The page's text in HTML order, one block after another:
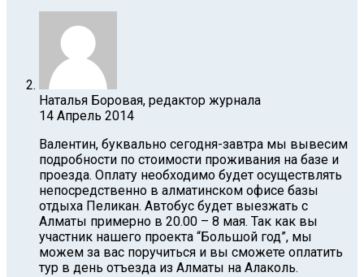
Наталья Боровая, редактор журнала
14 Апрель 2014
Валентин, буквально сегодня-завтра мы вывесим
подробности по стоимости проживания на базе и
проезда. Оплату необходимо будет осуществлять
непосредственно в алматинском офисе базы
отдыха Пеликан. Автобус будет выезжать с
Алматы примерно в 20.00 – 8 мая. Так как вы
участник нашего проекта “Большой год”, мы
можем за вас поручиться и вы сможете оплатить
тур в день отъезда из Алматы на Алаколь.